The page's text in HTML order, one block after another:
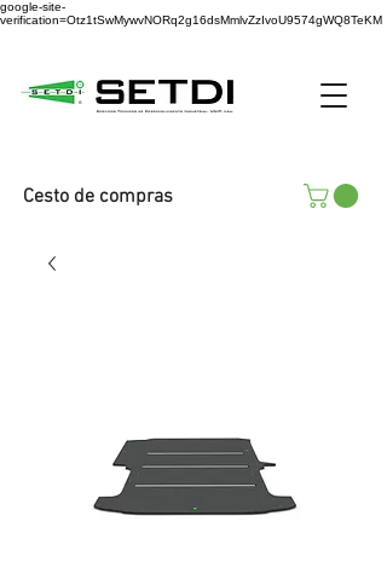
google-site-
verification=Otz1tSwMywvNORq2g16dsMmlvZzIvoU9574gWQ8TeKM
Cesto de compras